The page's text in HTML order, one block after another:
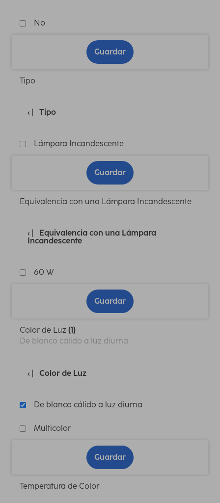
No
Guardar
Tipo
Tipo
Lámpara Incandescente
Guardar
Equivalencia con una Lámpara Incandescente
Equivalencia con una Lámpara
Incandescente
60 W
Guardar
Color de Luz (1)
De blanco cálido a luz diurna
Color de Luz
De blanco cálido a luz diurna
Multicolor
Guardar
Temperatura de Color